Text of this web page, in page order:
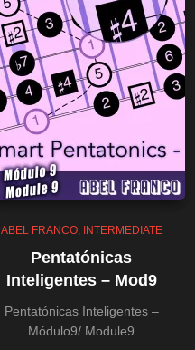
ABEL FRANCO INTERMEDIATE
Pentatónicas
Inteligentes – Mod9
Pentatónicas Inteligentes –
Módulo9/ Module9